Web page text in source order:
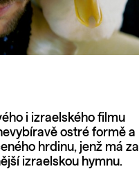
i izraelského filmu
ostré formě a
hrdinu, jenž má za
izraelskou hymnu.